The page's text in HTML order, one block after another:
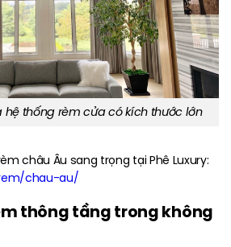
thống rèm cửa có kích thước lớn
châu Âu sang trọng tại Phê Luxury:
chau-au/
thông tầng trong không